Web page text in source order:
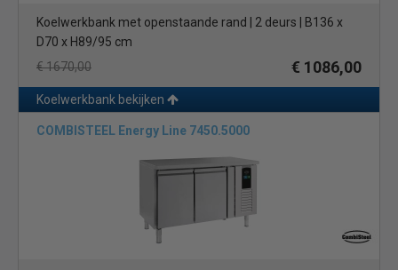
Koelwerkbank met openstaande rand | 2 deurs | B136 x
D70 x H89/95 cm
€ 1670,00
€ 1086,00
Koelwerkbank bekijken
COMBISTEEL Energy Line 7450.5000